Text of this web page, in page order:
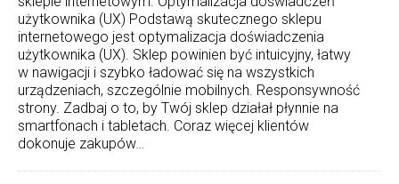
użytkownika (UX) Podstawą skutecznego sklepu
internetowego jest optymalizacja doświadczenia
użytkownika (UX). Sklep powinien być intuicyjny, łatwy
w nawigacji i szybko ładować się na wszystkich
urządzeniach, szczególnie mobilnych. Responsywność
strony. Zadbaj o to, by Twój sklep działał płynnie na
smartfonach i tabletach. Coraz więcej klientów
dokonuje zakupów…